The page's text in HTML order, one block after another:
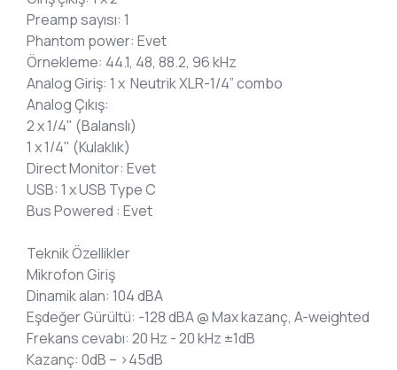
Preamp sayısı: 1
Phantom power: Evet
Örnekleme: 44.1, 48, 88.2, 96 kHz
Analog Giriş: 1 x Neutrik XLR-1/4” combo
Analog Çıkış:
2 x 1/4" (Balanslı)
1 x 1/4" (Kulaklık)
Direct Monitor: Evet
USB: 1 x USB Type C
Bus Powered : Evet
Teknik Özellikler
Mikrofon Giriş
Dinamik alan: 104 dBA
Eşdeğer Gürültü: -128 dBA @ Max kazanç, A-weighted
Frekans cevabı: 20 Hz - 20 kHz ±1dB
Kazanç: 0dB – >45dB